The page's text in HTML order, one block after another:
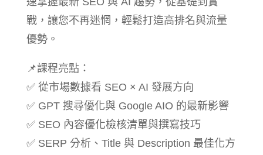
戰，讓您不再迷惘，輕鬆打造高排名與流量
優勢。
📌課程亮點：
✅ 從市場數據看 SEO × AI 發展方向
✅ GPT 搜尋優化與 Google AIO 的最新影響
✅ SEO 內容優化檢核清單與撰寫技巧
✅ SERP 分析、Title 與 Description 最佳化方